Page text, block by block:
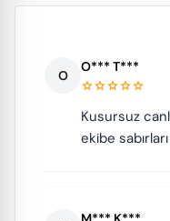
O
O*** T***
starstarstarstarstar
Kusursuz
ekibe